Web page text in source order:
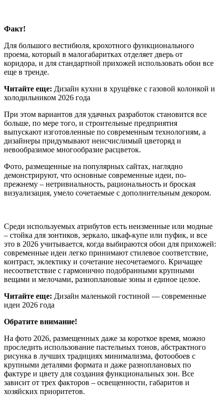
Факт!
Для большого вестибюля, крохотного функционального
проема, который в малогабаритках отделяет дверь от
коридора, и для стандартной прихожей использовать обои все
еще в тренде.
Читайте еще: Дизайн кухни в хрущёвке с газовой колонкой и
холодильником 2026 года
При этом вариантов для удачных разработок становится все
больше, по мере того, и строительные предприятия
выпускают изготовленные по современным технологиям, а
дизайнеры придумывают неисчислимый цветоряд и
невообразимое многообразие расцветок.
Фото, размещенные на популярных сайтах, наглядно
демонстрируют, что основные современные идеи, по-
прежнему – нетривиальность, рациональность и броская
визуализация, умело сочетаемые с дополнительным декором.
Среди используемых атрибутов есть неизменные или модные
– стойка для зонтиков, зеркало, шкаф-купе или пуфик, и все
это в 2026 учитывается, когда выбираются обои для прихожей:
современные идеи легко принимают стилевое соответствие,
контраст, эклектику и сочетание несочетаемого. Кричащее
несоответствие с гармонично подобранными крупными
вещами и мелочами, разноплановые зоны и единое целое.
Читайте еще: Дизайн маленькой гостиной — современные
идеи 2026 года
Обратите внимание!
На фото 2026, размещенных даже за короткое время, можно
проследить использование пастельных тонов, абстрактного
рисунка в лучших традициях минимализма, фотообоев с
крупными деталями формата и даже разноплановых по
фактуре и цвету для создания функциональных зон. Все
зависит от трех факторов – освещенности, габаритов и
хозяйских приоритетов.